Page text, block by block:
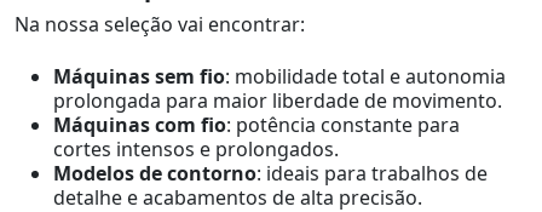
Na nossa seleção vai encontrar:
Máquinas sem fio: mobilidade total e autonomia
prolongada para maior liberdade de movimento.
Máquinas com fio: potência constante para
cortes intensos e prolongados.
Modelos de contorno: ideais para trabalhos de
detalhe e acabamentos de alta precisão.